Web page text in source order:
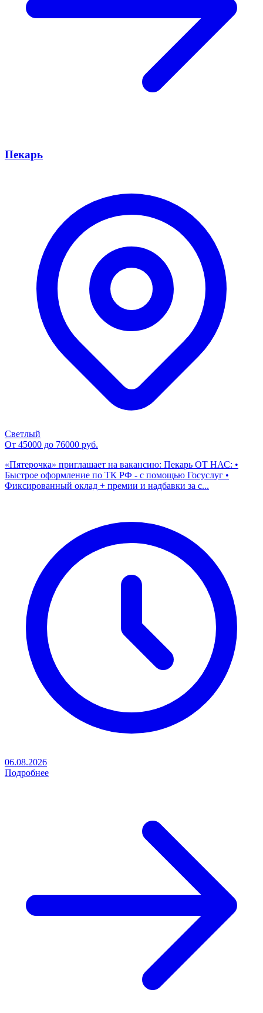
Пекарь
Светлый
От 45000 до 76000 руб.
«Пятерочка» приглашает на вакансию: Пекарь ОТ НАС: •
Быстрое оформление по ТК РФ - с помощью Госуслуг •
Фиксированный оклад + премии и надбавки за с...
06.08.2026
Подробнее